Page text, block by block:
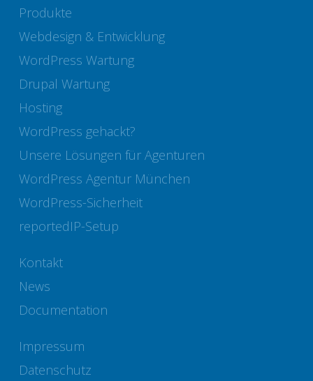
Produkte
Webdesign & Entwicklung
WordPress Wartung
Drupal Wartung
Hosting
WordPress gehackt?
Unsere Lösungen für Agenturen
WordPress Agentur München
WordPress-Sicherheit
reportedIP-Setup
Kontakt
News
Documentation
Impressum
Datenschutz